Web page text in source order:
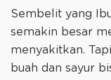
Sembelit yang
semakin besar
menyakitkan.
buah dan sayur